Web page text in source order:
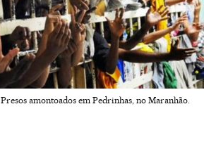
Presos amontoados em Pedrinhas, no Maranhão.